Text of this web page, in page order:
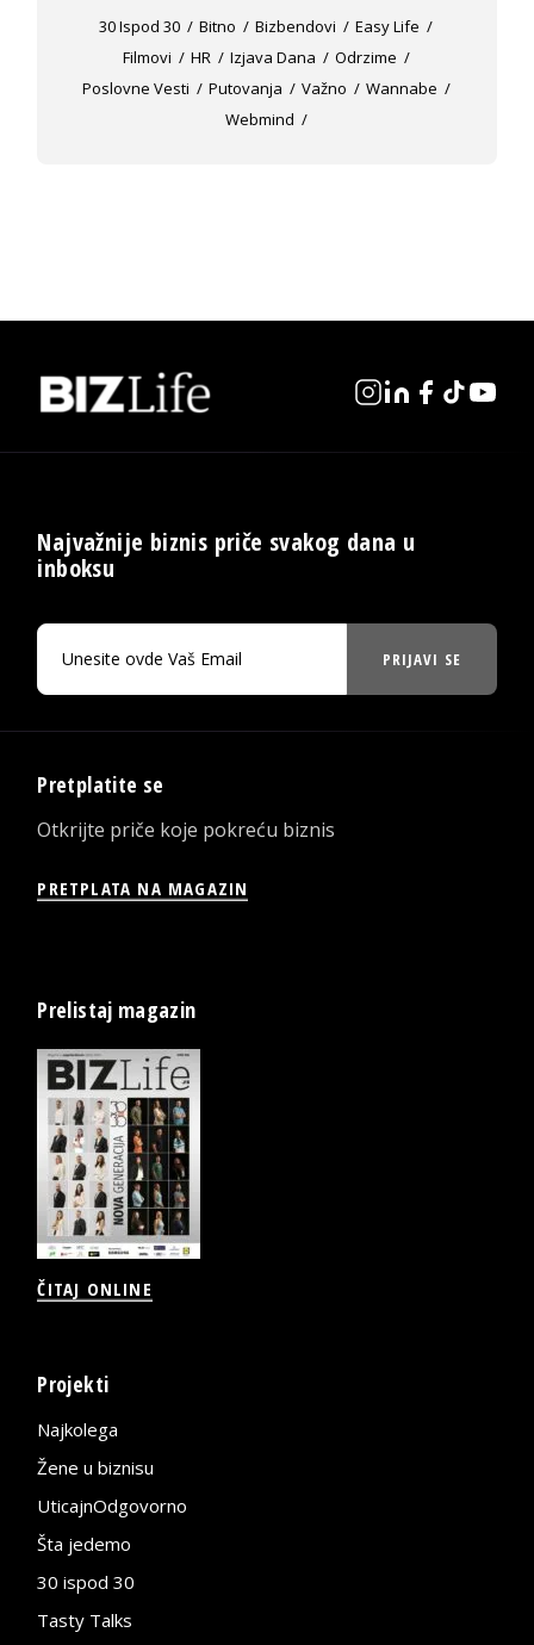
30 Ispod 30 Bitno Bizbendovi
Easy Life
Filmovi
HR Izjava Dana
Odrzime
Poslovne Vesti
Putovanja Važno
Wannabe
Webmind
Najvažnije biznis priče svakog dana u
inboksu
PRIJAVI SE
Pretplatite se
Otkrijte priče koje pokreću biznis
PRETPLATA NA MAGAZIN
Prelistaj magazin
ČITAJ ONLINE
Projekti
Najkolega
Žene u biznisu
UticajnOdgovorno
Šta jedemo
30 ispod 30
Tasty Talks